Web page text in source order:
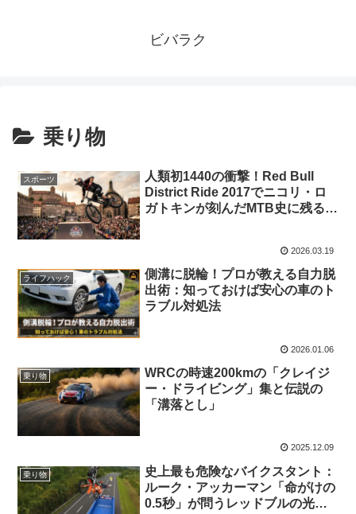
ビバラク
乗り物
スポーツ
人類初1440の衝撃！Red Bull
District Ride 2017でニコリ・ロ
ガトキンが刻んだMTB史に残る伝
2026.03.19
ライフハック
側溝に脱輪！プロが教える自力脱
出術：知っておけば安心の車のト
ラブル対処法
2026.01.06
乗り物
WRCの時速200kmの「クレイジ
ー・ドライビング」集と伝説の
「溝落とし」
2025.12.09
乗り物
史上最も危険なバイクスタント：
ルーク・アッカーマン「命がけの
0.5秒」が問うレッドブルの光と